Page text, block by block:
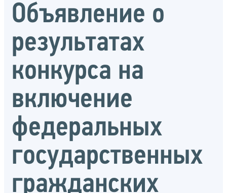
Объявление о
результатах
конкурса на
включение
федеральных
государственных
гражданских